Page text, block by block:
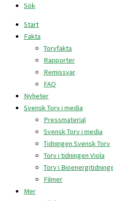
Sök
Start
Fakta
Torvfakta
Rapporter
Remissvar
FAQ
Nyheter
Svensk Torv i media
Pressmaterial
Svensk Torv i media
Tidningen Svensk Torv
Torv i tidningen Viola
Torv i
Filmer
Mer